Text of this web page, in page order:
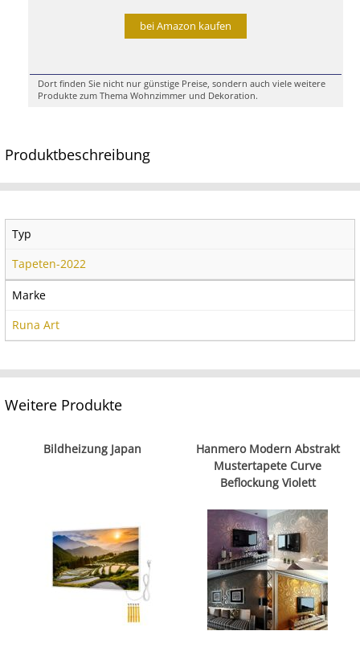
bei Amazon kaufen
Dort finden Sie nicht nur günstige Preise, sondern auch viele weitere
Produkte zum Thema Wohnzimmer und Dekoration.
Produktbeschreibung
Typ
Tapeten-2022
Marke
Runa Art
Weitere Produkte
Bildheizung Japan
Hanmero Modern Abstrakt
Mustertapete Curve
Beflockung Violett